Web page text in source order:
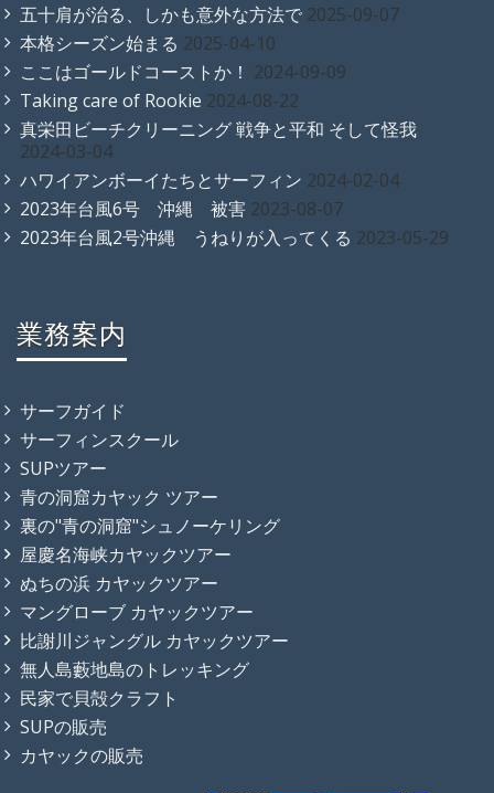
五十肩が治る、しかも意外な方法で 2025-09-07
本格シーズン始まる 2025-04-10
ここはゴールドコーストか！ 2024-09-09
Taking care of Rookie 2024-08-22
真栄田ビーチクリーニング 戦争と平和 そして怪我
2024-03-04
ハワイアンボーイたちとサーフィン 2024-02-04
2023年台風6号 沖縄 被害 2023-08-07
2023年台風2号沖縄 うねりが入ってくる 2023-05-29
業務案内
サーフガイド
サーフィンスクール
SUPツアー
青の洞窟カヤック ツアー
裏の"青の洞窟"シュノーケリング
屋慶名海峡カヤックツアー
ぬちの浜 カヤックツアー
マングローブ カヤックツアー
比謝川ジャングル カヤックツアー
無人島藪地島のトレッキング
民家で貝殻クラフト
SUPの販売
カヤックの販売